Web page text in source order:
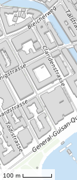
100 m